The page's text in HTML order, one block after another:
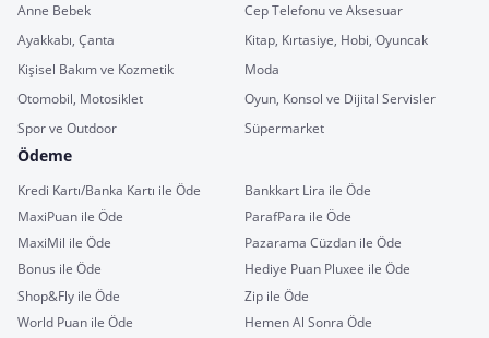
Anne Bebek
Cep Telefonu ve Aksesuar
Ayakkabı, Çanta
Kitap, Kırtasiye, Hobi, Oyuncak
Kişisel Bakım ve Kozmetik
Moda
Otomobil, Motosiklet
Oyun, Konsol ve Dijital Servisler
Spor ve Outdoor
Süpermarket
Ödeme
Kredi Kartı/Banka Kartı ile Öde
Bankkart Lira ile Öde
MaxiPuan ile Öde
ParafPara ile Öde
MaxiMil ile Öde
Pazarama Cüzdan ile Öde
Bonus ile Öde
Hediye Puan Pluxee ile Öde
Shop&Fly ile Öde
Zip ile Öde
World Puan ile Öde
Hemen Al Sonra Öde